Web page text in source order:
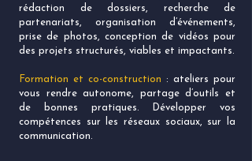
rédaction de dossiers, recherche de
partenariats, organisation d’événements,
prise de photos, conception de vidéos pour
des projets structurés, viables et impactants.
Formation et co-construction : ateliers pour
vous rendre autonome, partage d’outils et
de bonnes pratiques. Développer vos
compétences sur les réseaux sociaux, sur la
communication.